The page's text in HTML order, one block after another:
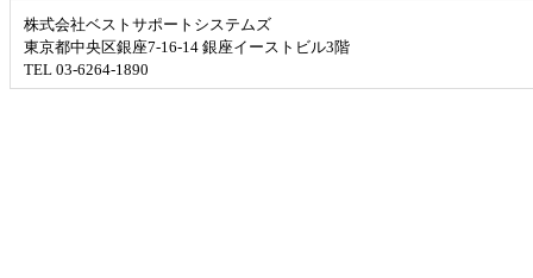
株式会社ベストサポートシステムズ
東京都中央区銀座7-16-14 銀座イーストビル3階
TEL 03-6264-1890